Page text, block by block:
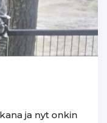
ja nyt onkin